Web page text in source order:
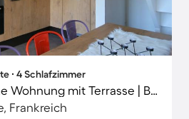
∙ 4 Schlafzimmer
Familienfreundliche Wohnung mit Terrasse | Bergblick | Nah am Skifahren
Frankreich